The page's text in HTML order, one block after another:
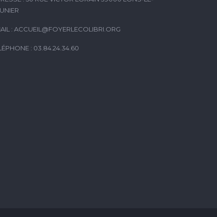
: ACCUEIL@FOYERLECOLIBRI.ORG
: 03.84.24.34.60